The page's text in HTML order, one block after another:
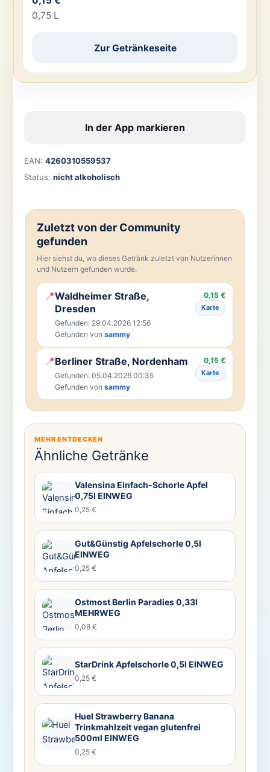
0,75 L
Zur Getränkeseite
In der App markieren
EAN: 4260310559537
Status: nicht alkoholisch
Zuletzt von der Community
gefunden
Hier siehst du, wo dieses Getränk zuletzt von Nutzerinnen
und Nutzern gefunden wurde.
📍Waldheimer Straße,
Dresden
Gefunden: 29.04.2026 12:56
Gefunden von sammy
0,15 €
Karte
📍Berliner Straße, Nordenham
Gefunden: 05.04.2026 00:35
Gefunden von sammy
0,15 €
Karte
MEHR ENTDECKEN
Ähnliche Getränke
Valensina Einfach-Schorle Apfel
0,75l EINWEG
0,25 €
Gut&Günstig Apfelschorle 0,5l
EINWEG
0,25 €
Ostmost Berlin Paradies 0,33l
MEHRWEG
0,08 €
StarDrink Apfelschorle 0,5l EINWEG
0,25 €
Huel Strawberry Banana
Trinkmahlzeit vegan glutenfrei
500ml EINWEG
0,25 €